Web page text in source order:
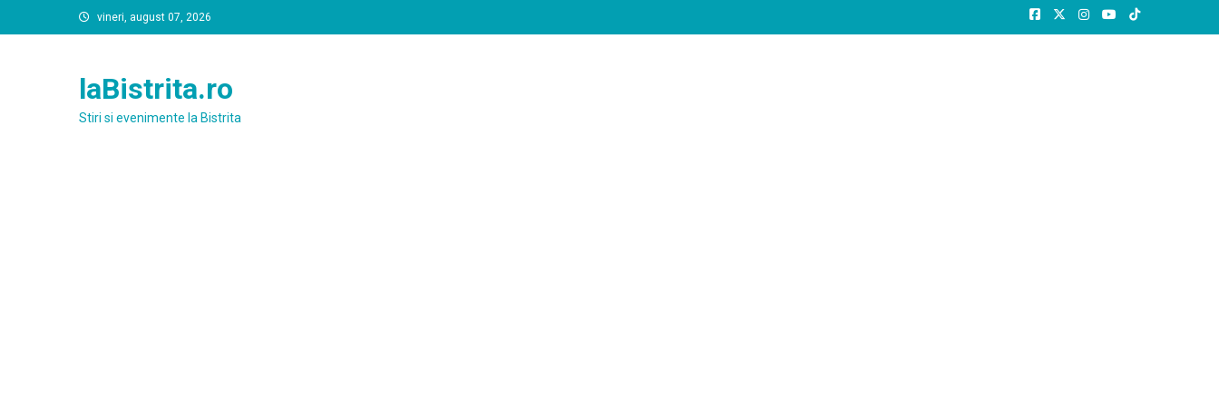
to
vineri, august 07, 2026
laBistrita.ro
Stiri si evenimente la Bistrita